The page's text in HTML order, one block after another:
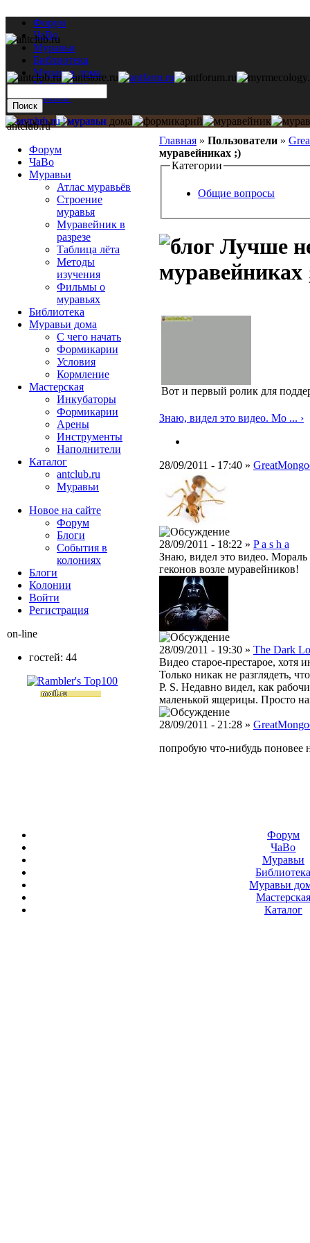
Форум
ЧаВо
Муравьи
Библиотека
Муравьи дома
Мастерская
Каталог
Главная » Пользователи »
муравейниках ;)
Категории
Общие вопросы
Лучше
муравейниках
Вот и первый ролик для
Знаю, видел это видео. Мо ... ›
28/09/2011 - 17:40 »
28/09/2011 - 18:22 » P a s h a
Знаю, видел это видео. Мораль
геконов возле муравейников!
28/09/2011 - 19:30 » The Dark
Видео старое-престарое, хотя
Только никак не разглядеть,
P. S. Недавно видел, как
маленькой ящерицы. Просто
28/09/2011 - 21:28 »
попробую что-нибудь поновее
antclub.ru
Форум
ЧаВо
Муравьи
Атлас муравьёв
Строение
муравья
Муравейник в
разрезе
Таблица лёта
Методы
изучения
Фильмы о
муравьях
Библиотека
Муравьи дома
С чего начать
Формикарии
Условия
Кормление
Мастерская
Инкубаторы
Формикарии
Арены
Инструменты
Наполнители
Каталог
antclub.ru
Муравьи
Новое на сайте
Форум
Блоги
События в
колониях
Блоги
Колонии
Войти
Peгиcтpaция
on-line
гостей: 44
Форум
ЧаВо
Муравьи
Муравьи
Мастерская
Каталог